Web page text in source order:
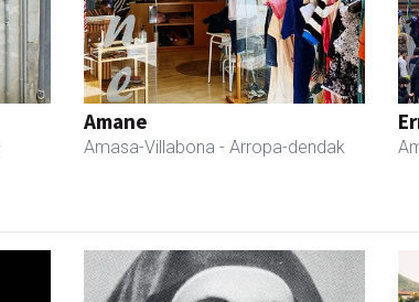
Amane
Amasa-Villabona - Arropa-dendak